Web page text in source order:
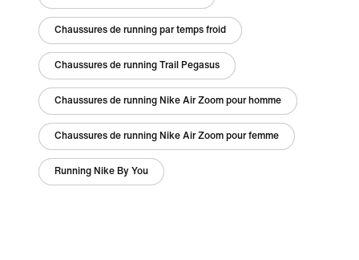
Chaussures de running par temps froid
Chaussures de running Trail Pegasus
Chaussures de running Nike Air Zoom pour homme
Chaussures de running Nike Air Zoom pour femme
Running Nike By You